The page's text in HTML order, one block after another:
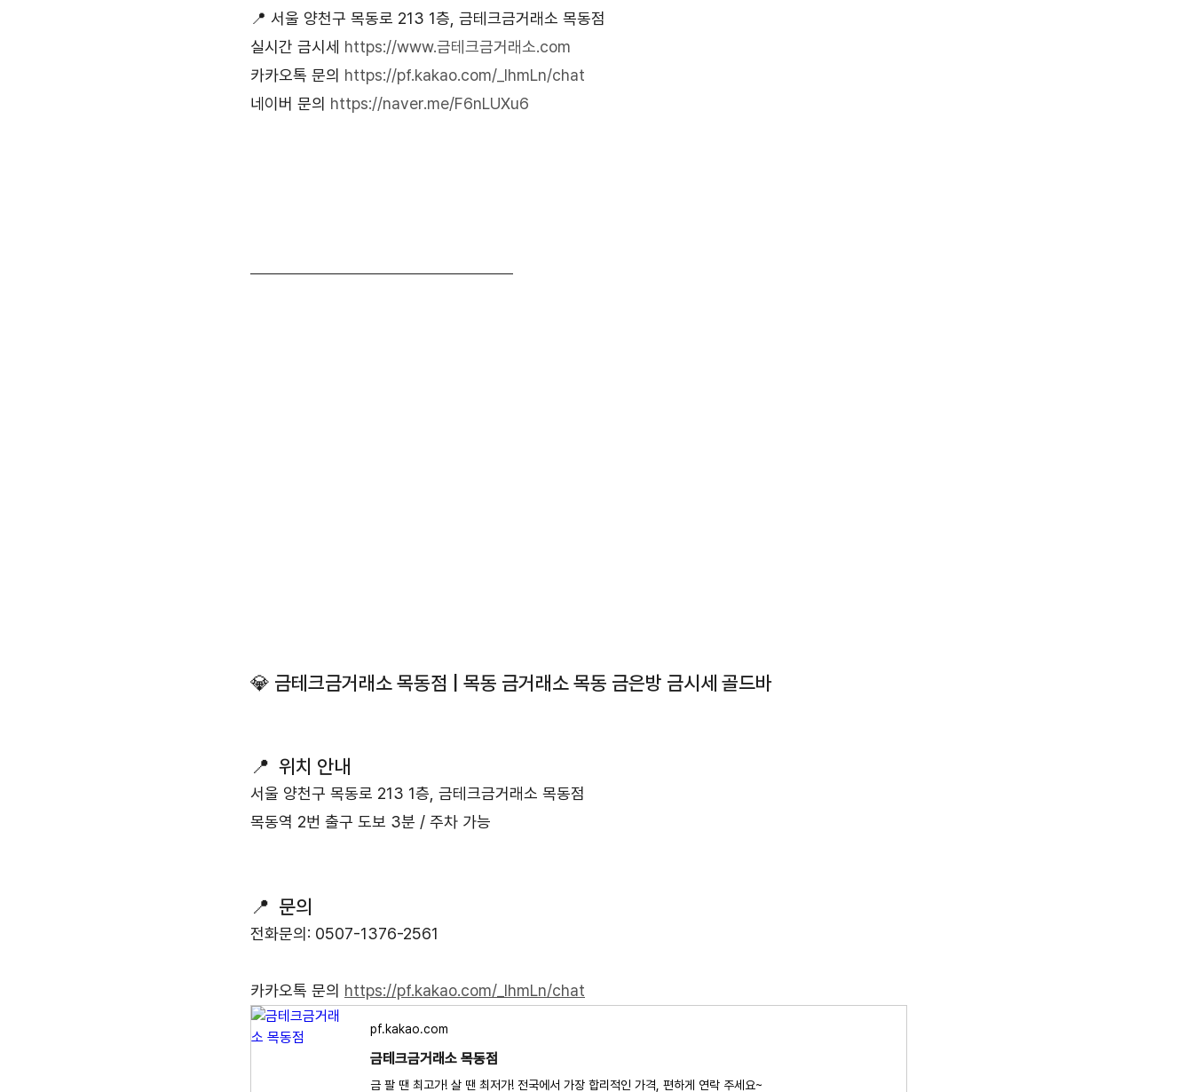
📍 서울 양천구 목동로 213 1층, 금테크금거래소 목동점
실시간 금시세 https://www.금테크금거래소.com
카카오톡 문의 https://pf.kakao.com/_IhmLn/chat
네이버 문의 https://naver.me/F6nLUXu6
💎 금테크금거래소 목동점 | 목동 금거래소 목동 금은방 금시세 골드바
📍  위치 안내
서울 양천구 목동로 213 1층, 금테크금거래소 목동점
목동역 2번 출구 도보 3분 / 주차 가능
📍  문의
전화문의: 0507-1376-2561
카카오톡 문의 https://pf.kakao.com/_IhmLn/chat
pf.kakao.com
금테크금거래소 목동점
금 팔 땐 최고가! 살 땐 최저가! 전국에서 가장 합리적인 가격, 편하게 연락 주세요~